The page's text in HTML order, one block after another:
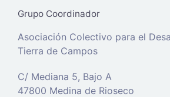
Grupo Coordinador
Asociación Colectivo para el
Tierra de Campos
C/ Mediana 5, Bajo A
47800 Medina de Rioseco